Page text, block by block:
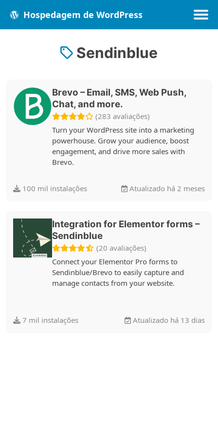
Hospedagem de WordPress
Sendinblue
Brevo – Email, SMS, Web Push,
Chat, and more.
(283 avaliações)
Turn your WordPress site into a marketing
powerhouse. Grow your audience, boost
engagement, and drive more sales with
Brevo.
100 mil instalações Atualizado há 2 meses
Integration for Elementor forms –
Sendinblue
(20 avaliações)
Connect your Elementor Pro forms to
Sendinblue/Brevo to easily capture and
manage contacts from your website.
7 mil instalações Atualizado há 13 dias